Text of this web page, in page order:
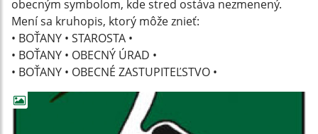
obecným symbolom, kde stred ostáva nezmenený.
Mení sa kruhopis, ktorý môže znieť:
• BOŤANY • STAROSTA •
• BOŤANY • OBECNÝ ÚRAD •
• BOŤANY • OBECNÉ ZASTUPITEĽSTVO •